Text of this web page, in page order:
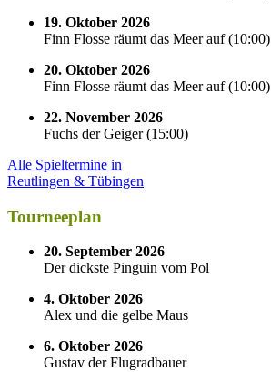
19. Oktober 2026
Finn Flosse räumt das Meer auf(10:00)
20. Oktober 2026
Finn Flosse räumt das Meer auf(10:00)
22. November 2026
Fuchs der Geiger(15:00)
Alle Spieltermine in
Reutlingen & Tübingen
Tourneeplan
20. September 2026
Der dickste Pinguin vom Pol
4. Oktober 2026
Alex und die gelbe Maus
6. Oktober 2026
Gustav der Flugradbauer